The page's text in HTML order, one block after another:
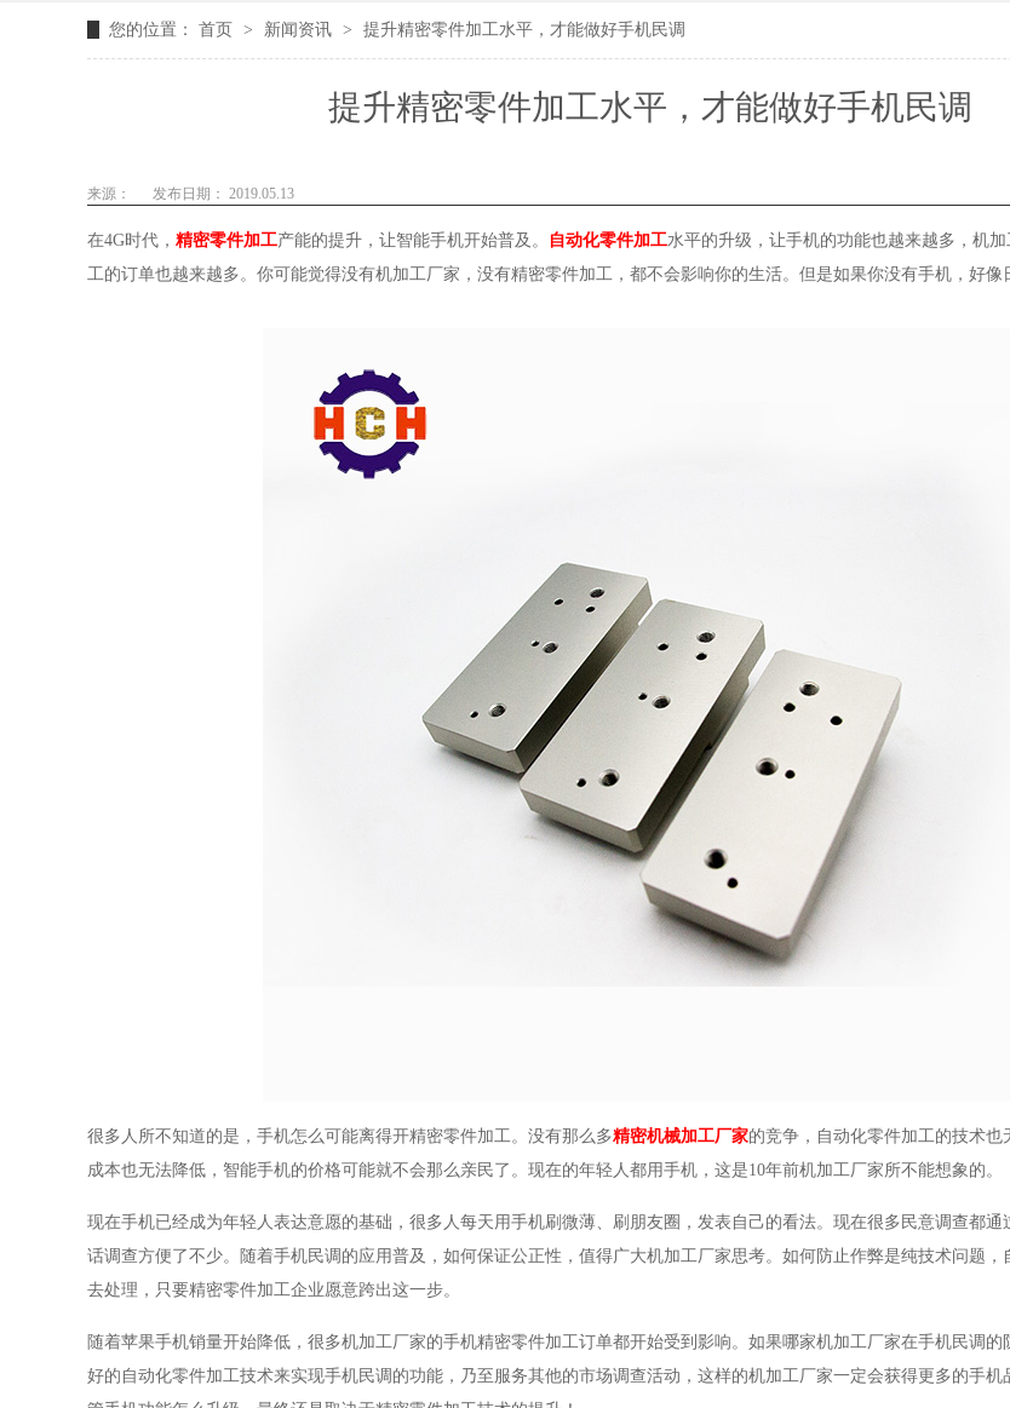
您的位置： 首页 > 新闻资讯 > 提升精密零件加工水平，才能做好手机民调
提升精密零件加工水平，才能做好手机民调
来源： 发布日期： 2019.05.13
在4G时代， 精密零件加工产能的提升，让智能手机开始普及。 自动化零件加工水平的升级，让手机的功能也越来越多，机
工的订单也越来越多。你可能觉得没有机加工厂家，没有精密零件加工，都不会影响你的生活。但是如果你没有手机，好像
很多人所不知道的是，手机怎么可能离得开精密零件加工。没有那么多精密机械加工厂家的竞争，自动化零件加工的技术
成本也无法降低，智能手机的价格可能就不会那么亲民了。现在的年轻人都用手机，这是10年前机加工厂家所不能想象的。
现在手机已经成为年轻人表达意愿的基础，很多人每天用手机刷微薄、刷朋友圈，发表自己的看法。现在很多民意调查都
话调查方便了不少。随着手机民调的应用普及，如何保证公正性，值得广大机加工厂家思考。如何防止作弊是纯技术问题
去处理，只要精密零件加工企业愿意跨出这一步。
随着苹果手机销量开始降低，很多机加工厂家的手机精密零件加工订单都开始受到影响。如果哪家机加工厂家在手机民调的
好的自动化零件加工技术来实现手机民调的功能，乃至服务其他的市场调查活动，这样的机加工厂家一定会获得更多的手机